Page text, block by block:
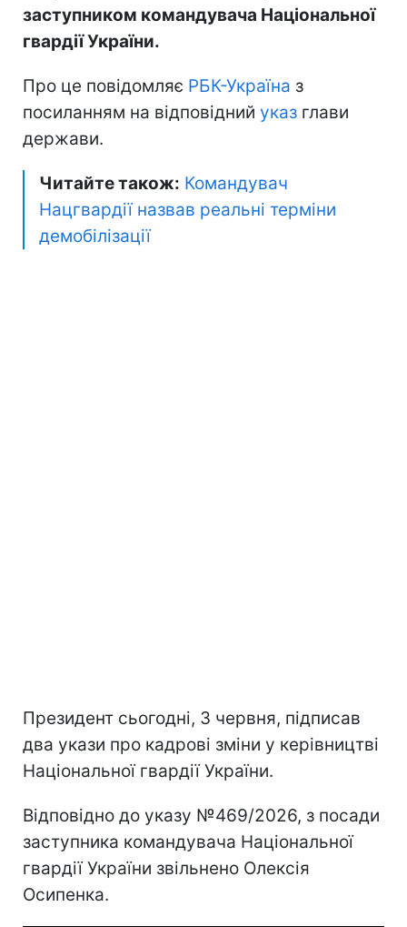
заступником командувача Національної
гвардії України.
Про це повідомляє РБК-Україна з
посиланням на відповідний указ глави
держави.
Читайте також: Командувач
Нацгвардії назвав реальні терміни
демобілізації
Президент сьогодні, 3 червня, підписав
два укази про кадрові зміни у керівництві
Національної гвардії України.
Відповідно до указу №469/2026, з посади
заступника командувача Національної
гвардії України звільнено Олексія
Осипенка.